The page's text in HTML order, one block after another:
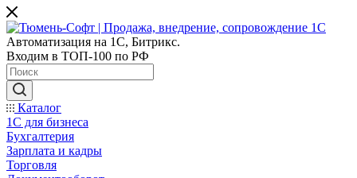
Автоматизация на 1С, Битрикс.
Входим в ТОП-100 по РФ
Каталог
1С для бизнеса
Бухгалтерия
Зарплата и кадры
Торговля